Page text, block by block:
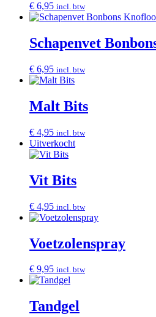
€ 6,95 incl. btw
Schapenvet
€ 6,95 incl. btw
Malt Bits
€ 4,95 incl. btw
Uitverkocht
Vit Bits
€ 4,95 incl. btw
Voetzolenspray
€ 9,95 incl. btw
Tandgel